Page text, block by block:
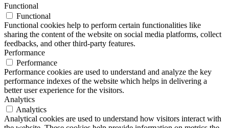
Functional
Functional
Functional cookies help to perform certain functionalities like
sharing the content of the website on social media platforms, collect
feedbacks, and other third-party features.
Performance
Performance
Performance cookies are used to understand and analyze the key
performance indexes of the website which helps in delivering a
better user experience for the visitors.
Analytics
Analytics
Analytical cookies are used to understand how visitors interact with